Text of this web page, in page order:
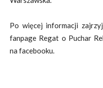
Po więcej informacji
fanpage Regat o Puchar
na facebooku.